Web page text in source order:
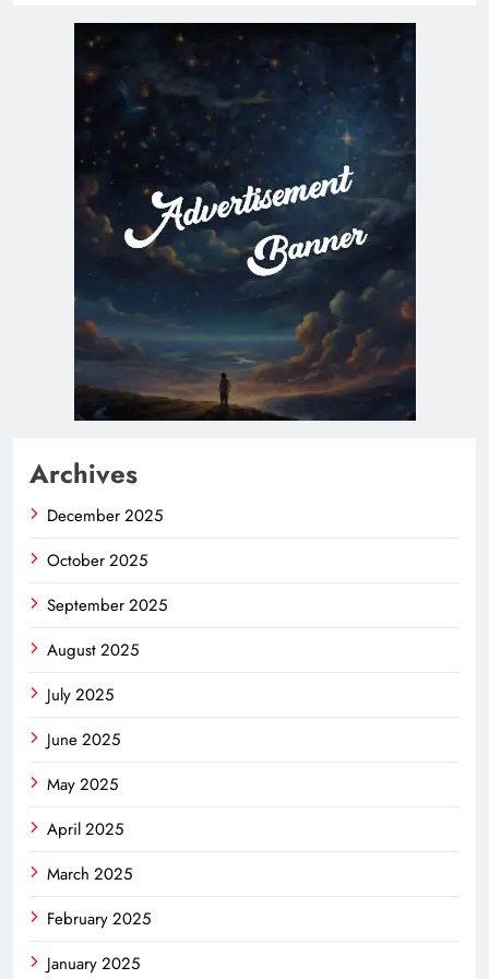
Archives
December 2025
October 2025
September 2025
August 2025
July 2025
June 2025
May 2025
April 2025
March 2025
February 2025
January 2025